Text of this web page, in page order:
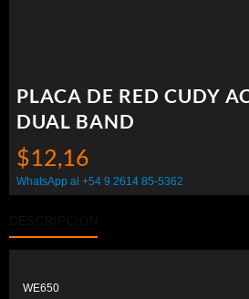
PLACA DE RED CUDY
DUAL BAND
$12,16
WhatsApp al +54 9 2614 85-5362
WE650